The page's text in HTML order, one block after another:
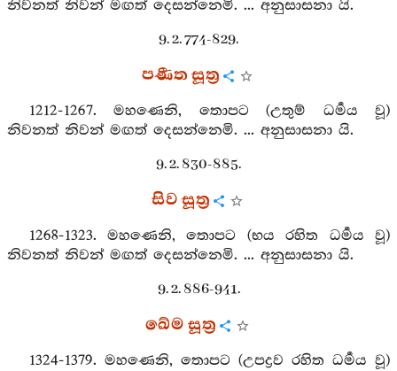
නිවනත් නිවන් මඟත් දෙසන්නෙමි. ... අනුසාසනා යි.
9. 2. 774-829.
පණීත සූත්‍ර
1212-1267. මහණෙනි, තොපට (උතුම් ධර්‍මය වූ)
නිවනත් නිවන් මඟත් දෙසන්නෙමි. ... අනුසාසනා යි.
9. 2. 830-885.
සිව සූත්‍ර
1268-1323. මහණෙනි, තොපට (භය රහිත ධර්‍මය වූ)
නිවනත් නිවන් මඟත් දෙසන්නෙමි. ... අනුසාසනා යි.
9. 2. 886-941.
ඛේම සූත්‍ර
1324-1379. මහණෙනි, තොපට (උපද්‍රව රහිත ධර්‍මය වූ)